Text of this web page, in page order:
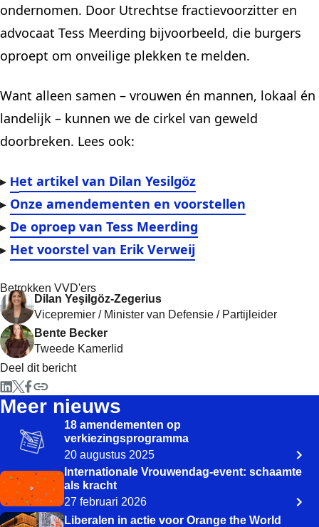
ondernomen. Door Utrechtse fractievoorzitter en
advocaat Tess Meerding bijvoorbeeld, die burgers
oproept om onveilige plekken te melden.
Want alleen samen – vrouwen én mannen, lokaal én
landelijk – kunnen we de cirkel van geweld
doorbreken. Lees ook:
▸ Het artikel van Dilan Yesilgöz
▸ Onze amendementen en voorstellen
▸ De oproep van Tess Meerding
▸ Het voorstel van Erik Verweij
Betrokken VVD'ers
Dilan Yeşilgöz-Zegerius
Vicepremier / Minister van Defensie / Partijleider
Bente Becker
Tweede Kamerlid
Deel dit bericht
Meer nieuws
18 amendementen op
verkiezingsprogramma
20 augustus 2025
Internationale Vrouwendag-event: schaamte
als kracht
27 februari 2026
Liberalen in actie voor Orange the World